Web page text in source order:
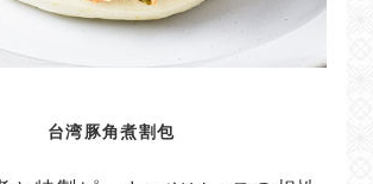
台湾豚角煮割包